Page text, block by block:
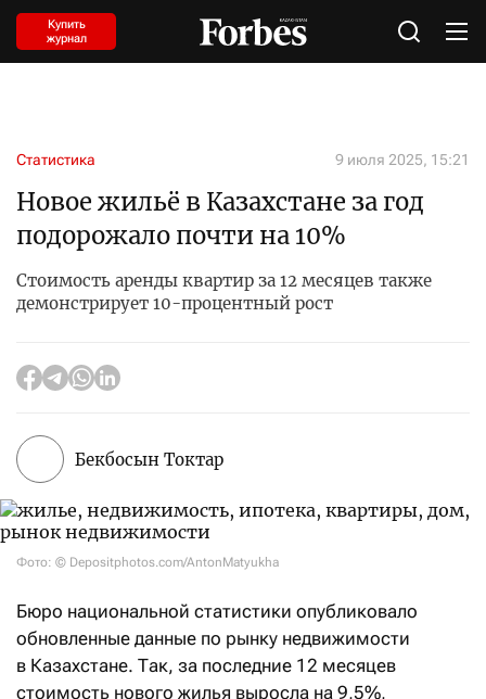
Купить
журнал
Статистика 9 июля 2025, 15:21
Новое жильё в Казахстане за год
подорожало почти на 10%
Стоимость аренды квартир за 12 месяцев также
демонстрирует 10-процентный рост
Бекбосын Токтар
Фото: © Depositphotos.com/AntonMatyukha
Бюро национальной статистики опубликовало
обновленные данные по рынку недвижимости
в Казахстане. Так, за последние 12 месяцев
стоимость нового жилья выросла на 9,5%,